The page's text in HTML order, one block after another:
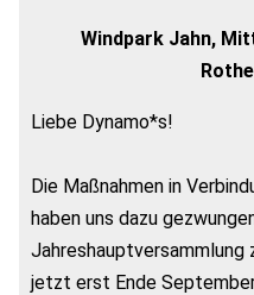
Windpark Jahn,
Liebe Dynamo*s!
Die Maßnahmen in
haben uns dazu
Jahreshauptversammlung
jetzt erst Ende